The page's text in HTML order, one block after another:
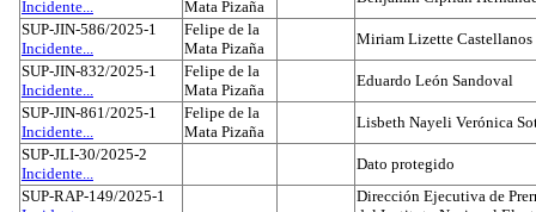
Incidente...
Mata Pizaña
SUP-JIN-586/2025-1
Incidente...
Felipe de la
Mata Pizaña
Miriam Lizette Castellanos
SUP-JIN-832/2025-1
Incidente...
Felipe de la
Mata Pizaña
Eduardo León Sandoval
SUP-JIN-861/2025-1
Incidente...
Felipe de la
Mata Pizaña
Lisbeth Nayeli Verónica
SUP-JLI-30/2025-2
Incidente...
Dato protegido
SUP-RAP-149/2025-1
Dirección Ejecutiva de